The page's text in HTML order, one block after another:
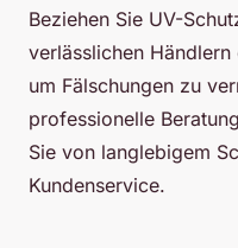
Beziehen Sie UV-
verlässlichen
um Fälschungen zu
professionelle
Sie von langlebigem
Kundenservice.